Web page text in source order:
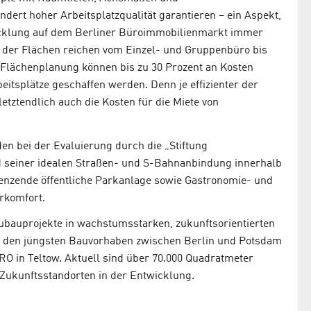
hoher Arbeitsplatzqualität garantieren – ein Aspekt,
auf dem Berliner Büroimmobilienmarkt immer
Flächen reichen vom Einzel- und Gruppenbüro bis
können bis zu 30 Prozent an Kosten
geschaffen werden. Denn je effizienter der
auch die Kosten für die Miete von
bei der Evaluierung durch die „Stiftung
idealen Straßen- und S-Bahnanbindung innerhalb
öffentliche Parkanlage sowie Gastronomie- und
in wachstumsstarken, zukunftsorientierten
jüngsten Bauvorhaben zwischen Berlin und Potsdam
in Teltow. Aktuell sind über 70.000 Quadratmeter
in der Entwicklung.